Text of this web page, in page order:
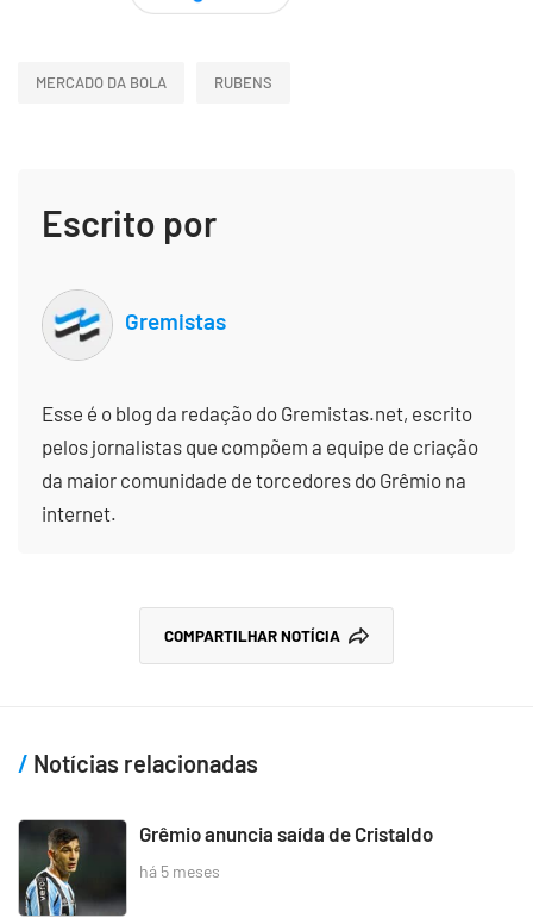
MERCADO DA BOLA RUBENS
Escrito por
Gremistas
Esse é o blog da redação do Gremistas.net, escrito
pelos jornalistas que compõem a equipe de criação
da maior comunidade de torcedores do Grêmio na
internet.
COMPARTILHAR NOTÍCIA
Notícias relacionadas
Grêmio anuncia saída de Cristaldo
há 5 meses